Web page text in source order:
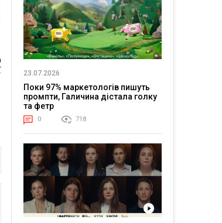
23.07.2026
Поки 97% маркетологів пишуть
промпти, Галичина дістала голку
та фетр
0 718